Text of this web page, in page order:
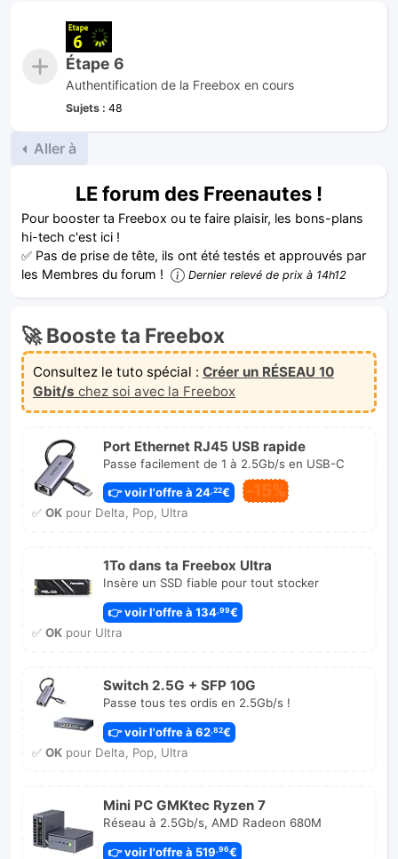
Étape 6
Authentification de la Freebox en cours
Sujets : 48
Aller à
LE forum des Freenautes !
Pour booster ta Freebox ou te faire plaisir, les bons-plans
hi-tech c'est ici !
✅ Pas de prise de tête, ils ont été testés et approuvés par
les Membres du forum !
Dernier relevé de prix à 14h12
🚀 Booste ta Freebox
Consultez le tuto spécial : Créer un RÉSEAU 10
Gbit/s chez soi avec la Freebox
Port Ethernet RJ45 USB rapide
Passe facilement de 1 à 2.5Gb/s en USB-C
👉 voir l'offre à 24 ,22€ -15%
✅ OKpour Delta, Pop, Ultra
1To dans ta Freebox Ultra
Insère un SSD fiable pour tout stocker
👉 voir l'offre à 134 ,99€
✅ OKpour Ultra
Switch 2.5G + SFP 10G
Passe tous tes ordis en 2.5Gb/s !
👉 voir l'offre à 62,82€
✅ OKpour Delta, Pop, Ultra
Mini PC GMKtec Ryzen 7
Réseau à 2.5Gb/s, AMD Radeon 680M
👉 voir l'offre à 519,96€